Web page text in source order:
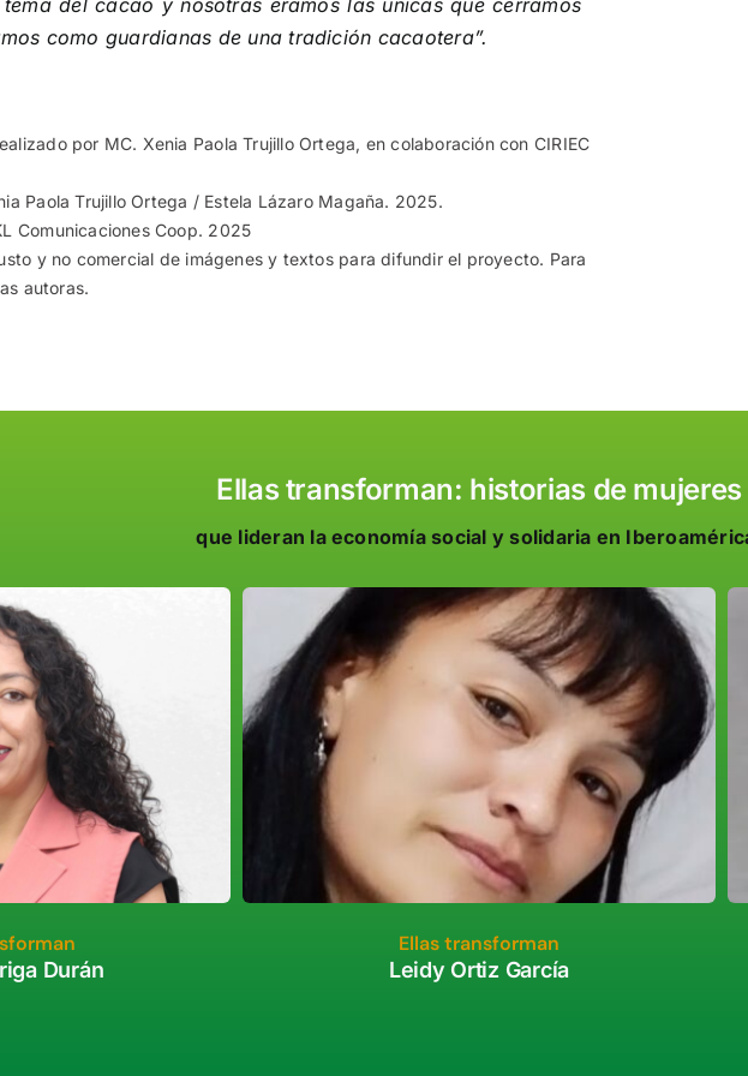
del cacao y nosotras éramos las únicas que cerramos
como guardianas de una tradición cacaotera”.
por MC. Xenia Paola Trujillo Ortega, en colaboración con CIRIEC
Paola Trujillo Ortega / Estela Lázaro Magaña. 2025.
Comunicaciones Coop. 2025
y no comercial de imágenes y textos para difundir el proyecto. Para
autoras.
Ellas transforman: historias de mujeres
que lideran la economía social y solidaria en
Durán
Ellas transforman
Leidy Ortiz García